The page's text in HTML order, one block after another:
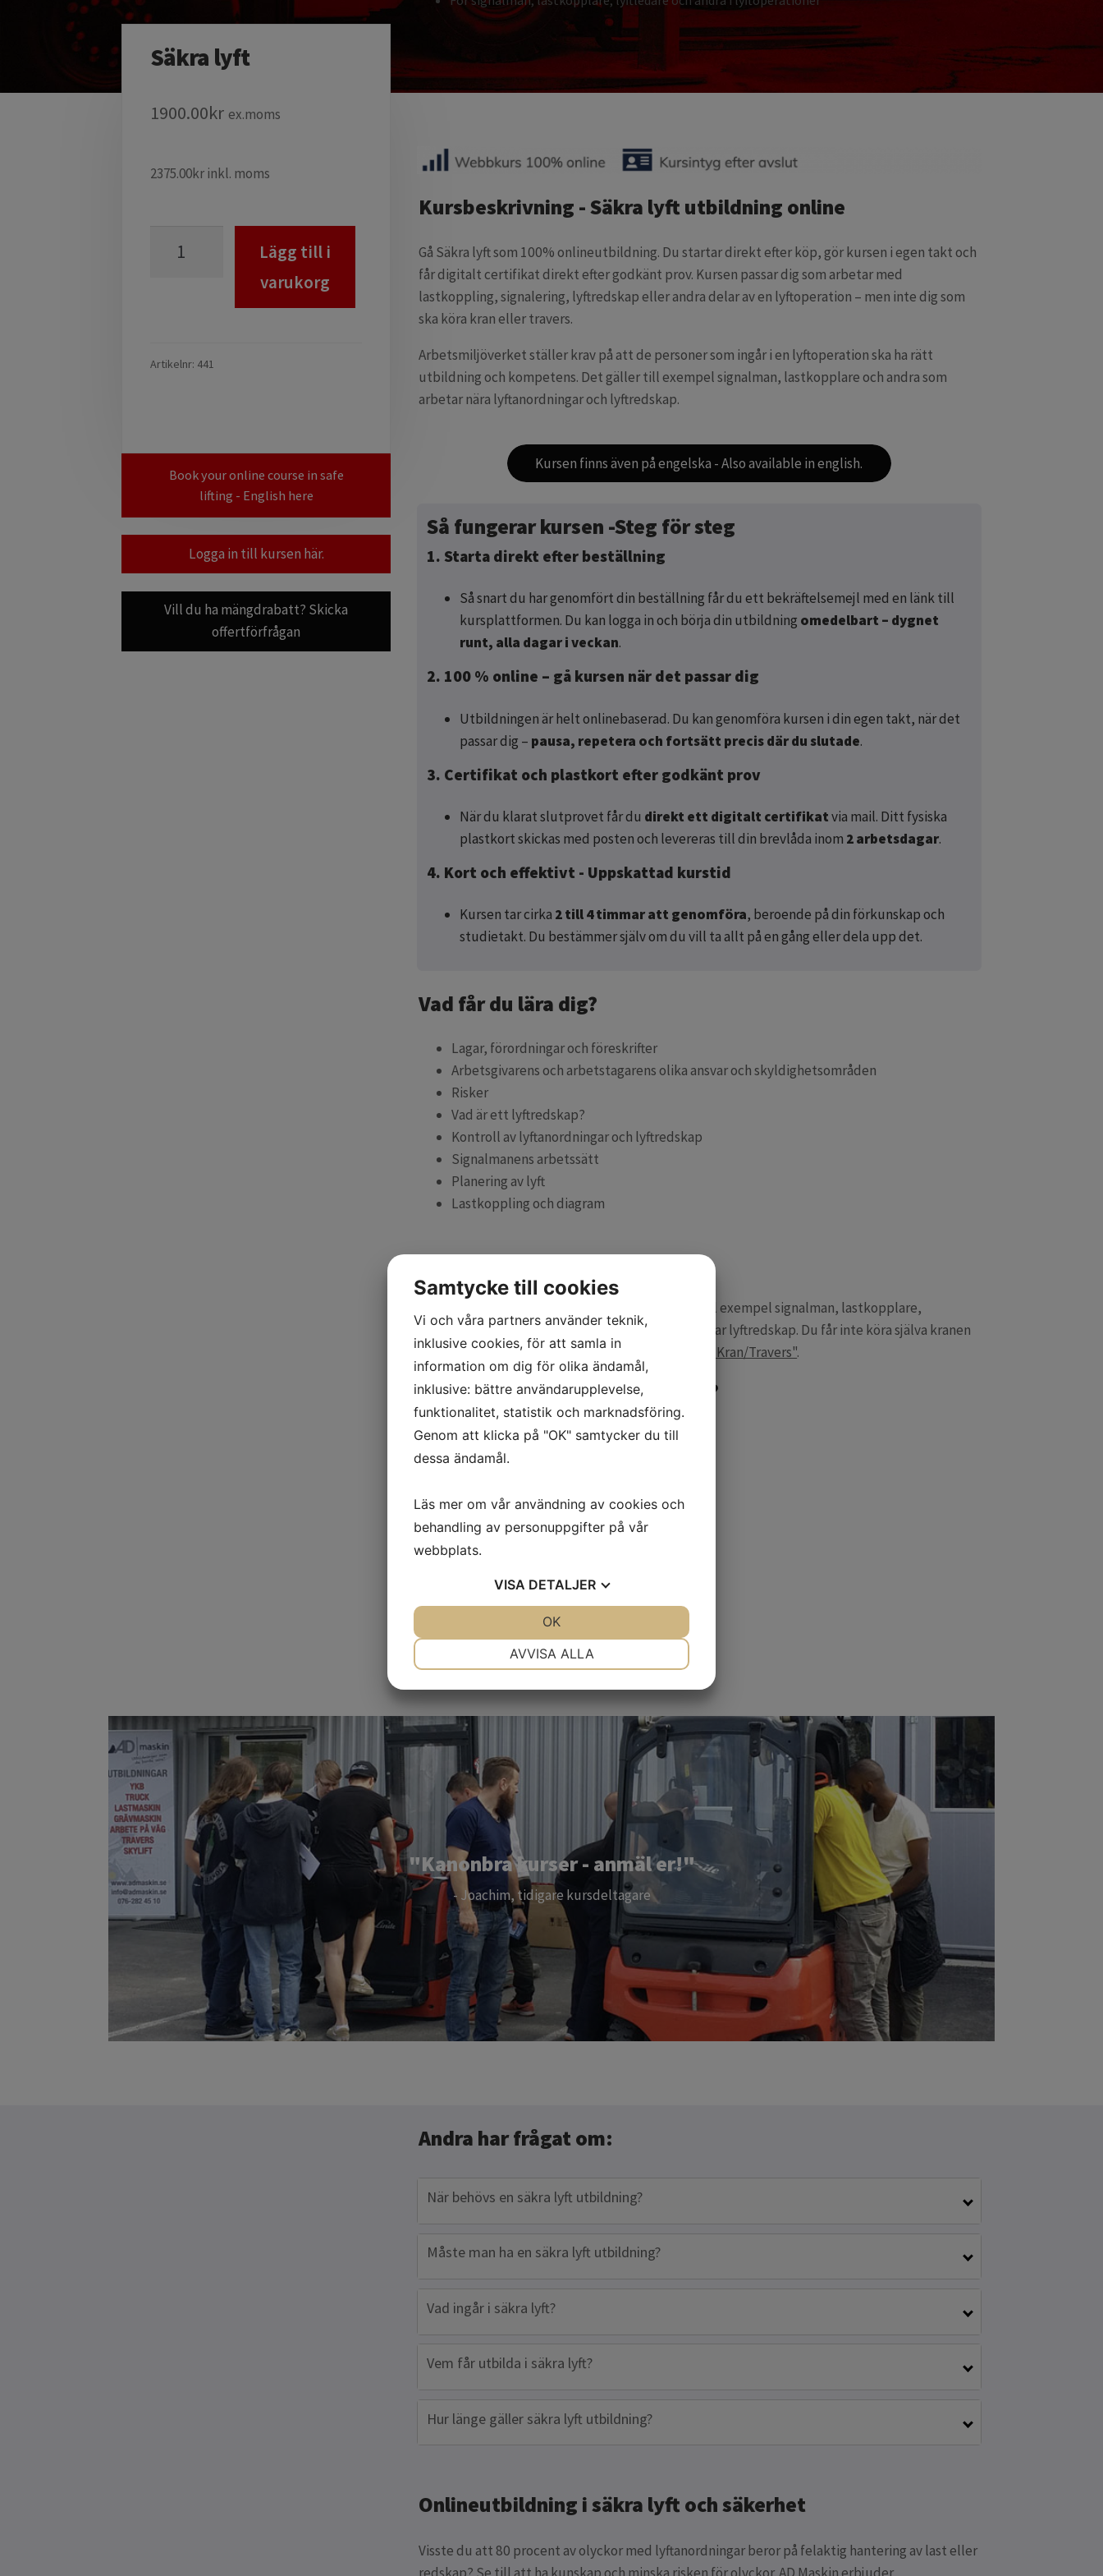
Book your online course in safe
lifting - English here
Logga in till kursen här.
Vill du ha mängdrabatt? Skicka
offertförfrågan
Kursbeskrivning - Säkra lyft utbildning online
Gå Säkra lyft som 100% onlineutbildning. Du startar direkt efter köp, gör kursen i egen takt och
får digitalt certifikat direkt efter godkänt prov. Kursen passar dig som arbetar med
lastkoppling, signalering, lyftredskap eller andra delar av en lyftoperation – men inte dig som
ska köra kran eller travers.
Arbetsmiljöverket ställer krav på att de personer som ingår i en lyftoperation ska ha rätt
utbildning och kompetens. Det gäller till exempel signalman, lastkopplare och andra som
arbetar nära lyftanordningar och lyftredskap.
Kursen finns även på engelska - Also available in english.
Så fungerar kursen -Steg för steg
1. Starta direkt efter beställning
Så snart du har genomfört din beställning får du ett bekräftelsemejl med en länk till
kursplattformen. Du kan logga in och börja din utbildning omedelbart – dygnet
runt, alla dagar i veckan.
2. 100 % online – gå kursen när det passar dig
Utbildningen är helt onlinebaserad. Du kan genomföra kursen i din egen takt, när det
passar dig – pausa, repetera och fortsätt precis där du slutade.
3. Certifikat och plastkort efter godkänt prov
När du klarat slutprovet får du direkt ett digitalt certifikatvia mail. Ditt fysiska
plastkort skickas med posten och levereras till din brevlåda inom 2 arbetsdagar.
4. Kort och effektivt - Uppskattad kurstid
Kursen tar cirka 2 till 4 timmar att genomföra, beroende på din förkunskap och
studietakt. Du bestämmer själv om du vill ta allt på en gång eller dela upp det.
Vad får du lära dig?
Lagar, förordningar och föreskrifter
Arbetsgivarens och arbetstagarens olika ansvar och skyldighetsområden
Risker
Vad är ett lyftredskap?
Kontroll av lyftanordningar och lyftredskap
Signalmanens arbetssätt
Planering av lyft
Lastkoppling och diagram
Vem passar kursen för?
Kursen passar alla som deltar i en lyftoperation, till exempel signalman, lastkopplare,
lyftledare, platsansvarig eller personal som hanterar lyftredskap. Du får inte köra själva kranen
med den här utbildningen.Då behöver du kursen "Kran/Travers".
Vilka förkunskaper behöver du?
Inga förkunskaper krävs.
Tidsåtgång
2 - 4 timmar
1900 Kr exkl. moms (2375 kr ink. moms)
"Kanonbra kurser - anmäl er!"
- Joachim, tidigare kursdeltagare
Andra har frågat om:
När behövs en säkra lyft utbildning?
Måste man ha en säkra lyft utbildning?
Vad ingår i säkra lyft?
Vem får utbilda i säkra lyft?
Hur länge gäller säkra lyft utbildning?
Onlineutbildning i säkra lyft och säkerhet
Visste du att 80 procent av olyckor med lyftanordningar beror på felaktig hantering av last eller
Samtycke till cookies
Vi och våra partners använder teknik,
inklusive cookies, för att samla in
information om dig för olika ändamål,
inklusive: bättre användarupplevelse,
funktionalitet, statistik och marknadsföring.
Genom att klicka på "OK" samtycker du till
dessa ändamål.
Läs mer om vår användning av cookies och
behandling av personuppgifter på vår
webbplats.
VISA DETALJER
AVVISA ALLA
OK